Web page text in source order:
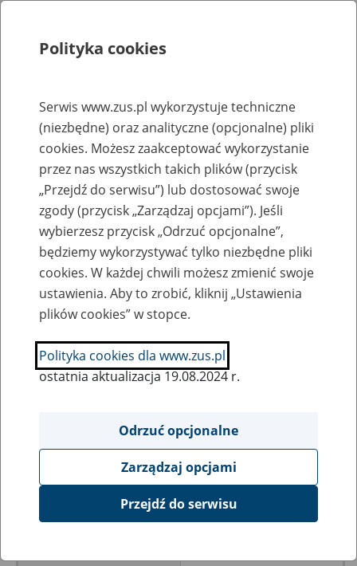
Rejestry, ewidencje i archiwa
Baza zlikwidowanych lub
przekształconych zakładów pracy
Nazwa zakładu pracy:
SZUKAJ
Ukryj wszystkie pozycje bazy
Przedsiębiorstwo Produkcyjno
Polityka cookies
Serwis www.zus.pl wykorzystuje techniczne
(niezbędne) oraz analityczne (opcjonalne) pliki
cookies. Możesz zaakceptować wykorzystanie
przez nas wszystkich takich plików (przycisk
„Przejdź do serwisu”) lub dostosować swoje
zgody (przycisk „Zarządzaj opcjami”). Jeśli
wybierzesz przycisk „Odrzuć opcjonalne”,
będziemy wykorzystywać tylko niezbędne pliki
cookies. W każdej chwili możesz zmienić swoje
ustawienia. Aby to zrobić, kliknij „Ustawienia
plików cookies” w stopce.
Polityka cookies dla www.zus.pl
ostatnia aktualizacja 19.08.2024 r.
Odrzuć opcjonalne
Zarządzaj opcjami
Przejdź do serwisu